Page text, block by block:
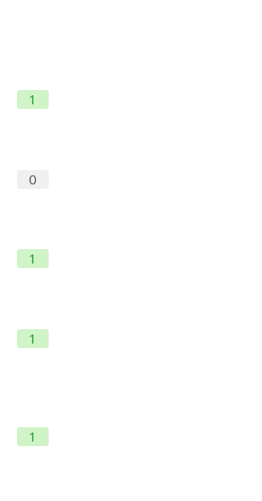
1
0
1
1
1